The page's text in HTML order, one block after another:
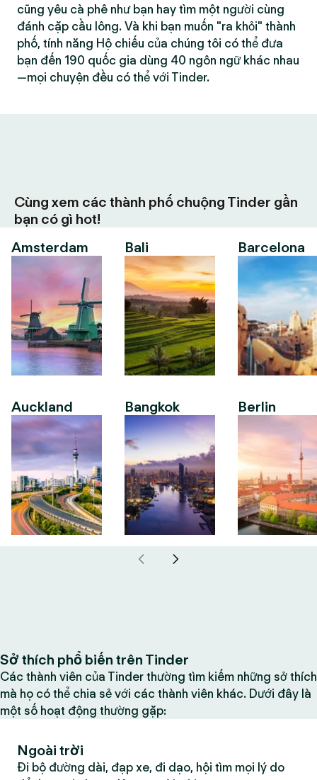
cũng yêu cà phê như bạn hay tìm một người cùng
đánh cặp cầu lông. Và khi bạn muốn "ra khỏi" thành
phố, tính năng Hộ chiếu của chúng tôi có thể đưa
bạn đến 190 quốc gia dùng 40 ngôn ngữ khác nhau
—mọi chuyện đều có thể với Tinder.
Cùng xem các thành phố chuộng Tinder gần
bạn có gì hot!
Amsterdam
Auckland
Bali
Bangkok
Barcelona
Berlin
Sở thích phổ biến trên Tinder
Các thành viên của Tinder thường tìm kiếm những sở thích
mà họ có thể chia sẻ với các thành viên khác. Dưới đây là
một số hoạt động thường gặp:
Ngoài trời
Đi bộ đường dài, đạp xe, đi dạo, hội tìm mọi lý do